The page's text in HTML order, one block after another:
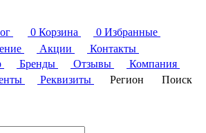
0 Корзина 0 Избранные
Акции
Контакты
Бренды Отзывы
Компания
Реквизиты Регион
Поиск